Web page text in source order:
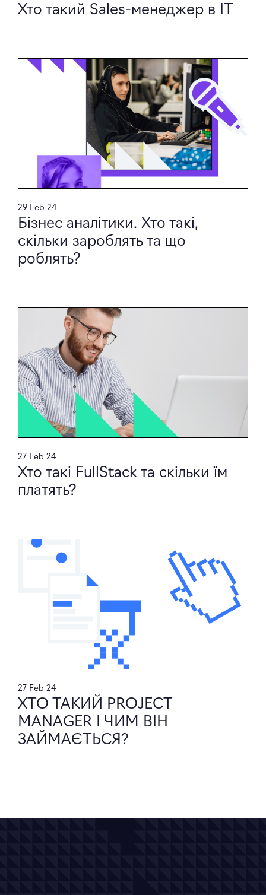
Хто такий Sales-менеджер в ІТ
29 Feb 24
Бізнес аналітики. Хто такі,
скільки зароблять та що
роблять?
27 Feb 24
Хто такі FullStack та скільки їм
платять?
27 Feb 24
ХТО ТАКИЙ PROJECT
MANAGER І ЧИМ ВІН
ЗАЙМАЄТЬСЯ?